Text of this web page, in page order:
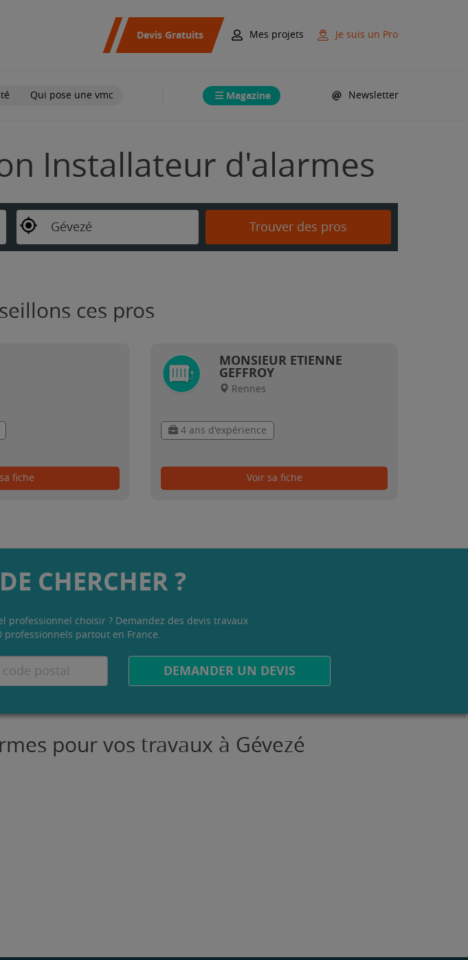
Devis Gratuits Mes projets Je suis un Pro
Qui pose une vmc Magazine Newsletter
Installateur d'alarmes
Gévezé Trouver des pros
ces pros
fiche
MONSIEUR ETIENNE
GEFFROY
Rennes
4 ans d'expérience
Voir sa fiche
CHERCHER ?
professionnel choisir ? Demandez des devis travaux
partout en France.
DEMANDER UN DEVIS
pour vos travaux à Gévezé